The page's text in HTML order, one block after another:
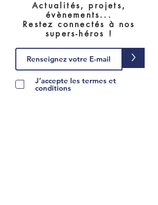
Actualités, projets,
évènements...
Restez connectés à nos
supers-héros !
>
J’accepte les termes et
conditions